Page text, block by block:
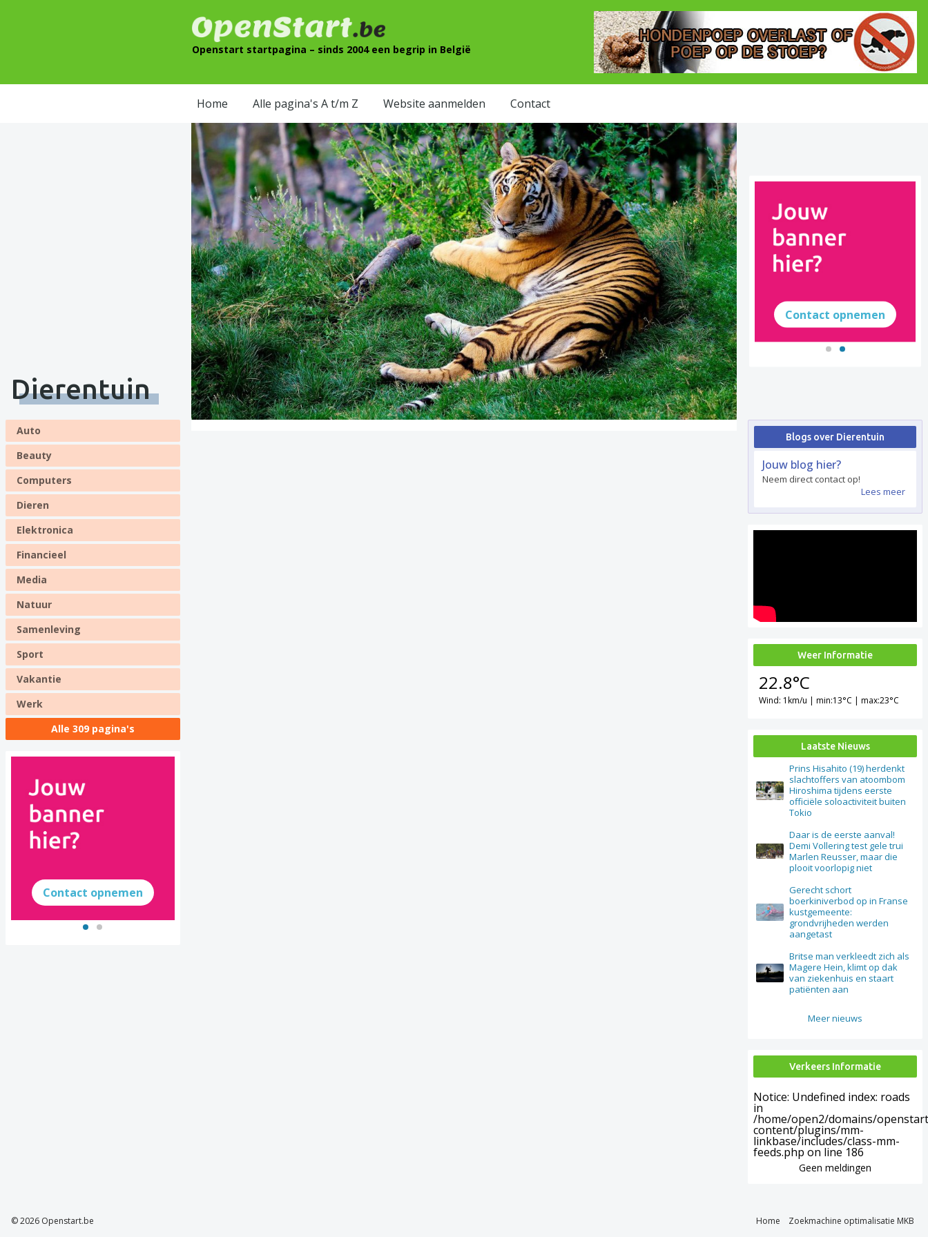
Openstart startpagina – sinds 2004 een begrip in België
Home Alle pagina's A t/m Z Website aanmelden Contact
Dierentuin
Contact opnemen
Auto
Beauty
Computers
Dieren
Elektronica
Financieel
Media
Natuur
Samenleving
Sport
Vakantie
Werk
Alle 309 pagina's
Contact opnemen
Blogs over Dierentuin
Jouw blog hier?
Neem direct contact op!
Lees meer
Weer Informatie
22.8°C
Wind: 1km/u | min:13°C | max:23°C
Laatste Nieuws
Prins Hisahito (19) herdenkt
slachtoffers van atoombom
Hiroshima tijdens eerste
officiële soloactiviteit buiten
Tokio
Daar is de eerste aanval!
Demi Vollering test gele trui
Marlen Reusser, maar die
plooit voorlopig niet
Gerecht schort
boerkiniverbod op in Franse
kustgemeente:
grondvrijheden werden
aangetast
Britse man verkleedt zich als
Magere Hein, klimt op dak
van ziekenhuis en staart
patiënten aan
Meer nieuws
Verkeers Informatie
Notice: Undefined index: roads
in
/home/open2/domains/
content/plugins/mm-
linkbase/includes/class-mm-
feeds.php on line 186
Geen meldingen
© 2026 Openstart.be Home Zoekmachine optimalisatie MKB